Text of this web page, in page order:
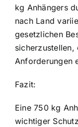
kg Anhängers
nach Land
gesetzlichen
sicherzustellen,
Anforderungen
Fazit:
Eine 750 kg
wichtiger